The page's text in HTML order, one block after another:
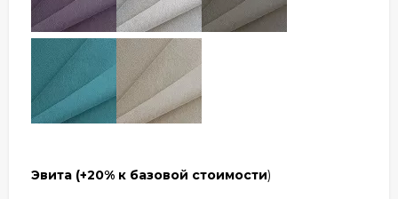
Эвита (+20% к базовой стоимости)